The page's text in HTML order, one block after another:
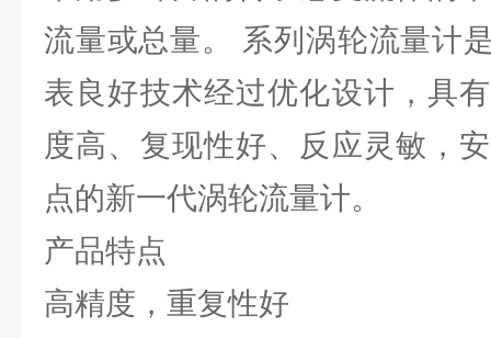
流量或总量。 系列涡轮流量计
表良好技术经过优化设计，具
度高、复现性好、反应灵敏，
点的新一代涡轮流量计。
产品特点
高精度，重复性好